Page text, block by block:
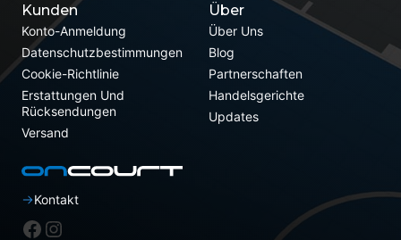
Kunden
Konto-Anmeldung
Datenschutzbestimmungen
Cookie-Richtlinie
Erstattungen Und
Rücksendungen
Versand
Über
Über Uns
Blog
Partnerschaften
Handelsgerichte
Updates
Kontakt
Facebook
Instagram